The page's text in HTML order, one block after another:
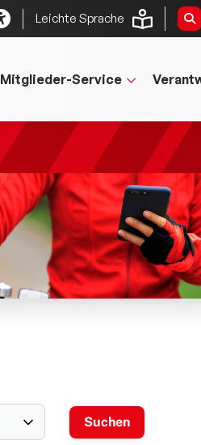
Leichte Sprache
Mitglieder-Service